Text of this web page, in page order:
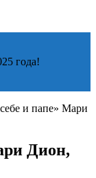
года!
и папе» Мари
Дион,